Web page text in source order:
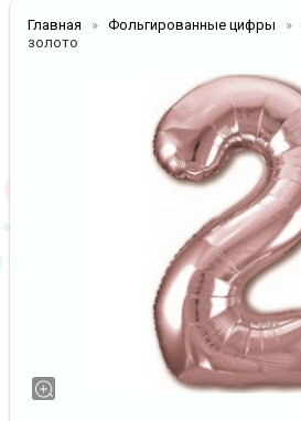
Главная Фольгированные цифры
золото